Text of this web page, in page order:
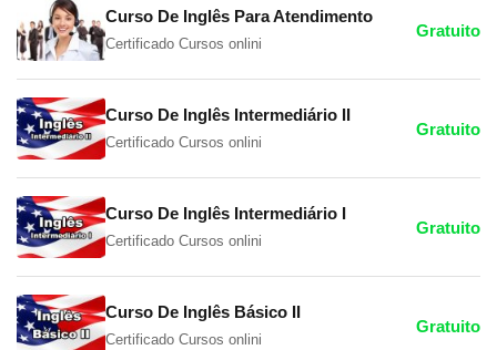
Curso De Inglês Para Atendimento
Certificado Cursos onlini
Gratuito
Curso De Inglês Intermediário II
Certificado Cursos onlini
Gratuito
Curso De Inglês Intermediário I
Certificado Cursos onlini
Gratuito
Curso De Inglês Básico II
Certificado Cursos onlini
Gratuito